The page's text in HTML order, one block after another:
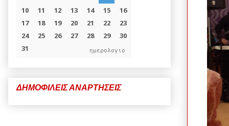
ημερολογιο
ΔΗΜΟΦΙΛΕΙΣ ΑΝΑΡΤΗΣΕΙΣ